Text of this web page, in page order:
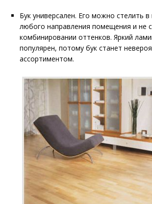
Бук универсален. Его можно стелить в
любого направления помещения и не
комбинировании оттенков. Яркий
популярен, потому бук станет
ассортиментом.